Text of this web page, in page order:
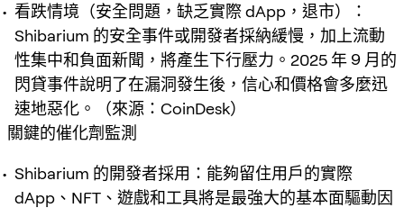
看跌情境（安全問題，缺乏實際 dApp，退市）：
Shibarium 的安全事件或開發者採納緩慢，加上流動
性集中和負面新聞，將產生下行壓力。2025 年 9 月的
閃貸事件說明了在漏洞發生後，信心和價格會多麼迅
速地惡化。（來源：CoinDesk）
關鍵的催化劑監測
Shibarium 的開發者採用：能夠留住用戶的實際
dApp、NFT、遊戲和工具將是最強大的基本面驅動因